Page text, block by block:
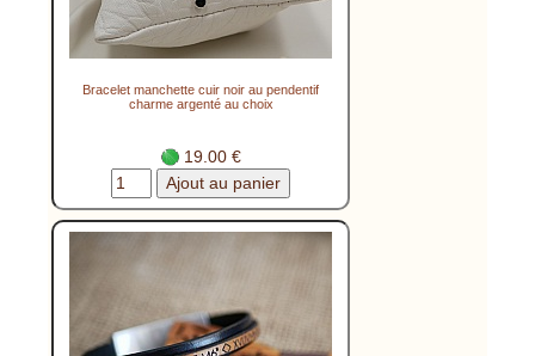
Bracelet manchette cuir noir au pendentif
charme argenté au choix
19.00 €